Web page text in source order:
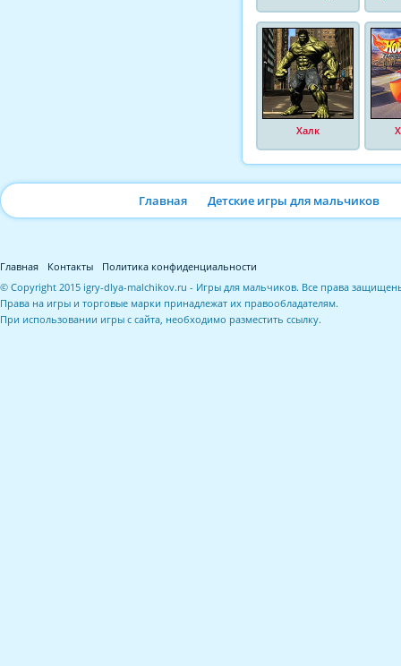
Халк
Главная Детские игры для мальчиков
Главная Контакты
Политика конфиденциальности
© Copyright 2015 igry-dlya-malchikov.ru - Игры для мальчиков. Все права
Права на игры и торговые марки принадлежат их правообладателям.
При использовании игры с сайта, необходимо разместить ссылку.